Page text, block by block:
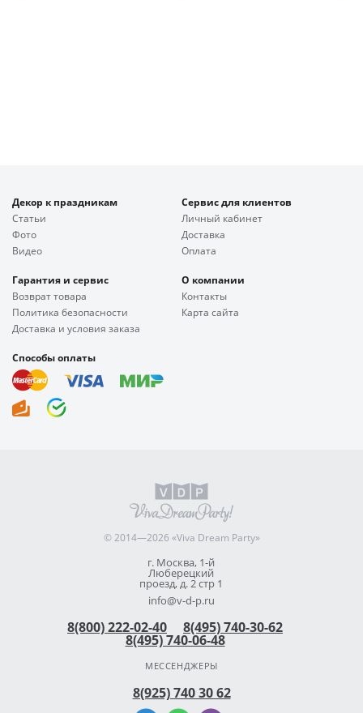
Декор к праздникам
Статьи
Фото
Видео
Сервис для клиентов
Личный кабинет
Доставка
Оплата
Гарантия и сервис
Возврат товара
Политика безопасности
Доставка и условия заказа
О компании
Контакты
Карта сайта
Способы оплаты
© 2014—2026 «Viva Dream Party»
г. Москва, 1-й
Люберецкий
проезд, д. 2 стр 1
info@v-d-p.ru
8(800) 222-02-40 8(495) 740-30-62
8(495) 740-06-48
МЕССЕНДЖЕРЫ
8(925) 740 30 62